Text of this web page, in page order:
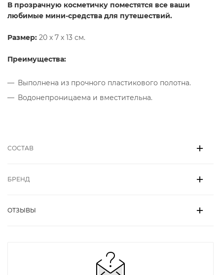
В прозрачную косметичку поместятся все ваши
любимые мини-средства для путешествий.
Размер: 20 х 7 х 13 см.
Преимущества:
Выполнена из прочного пластикового полотна.
Водонепроницаема и вместительна.
СОСТАВ
БРЕНД
ОТЗЫВЫ